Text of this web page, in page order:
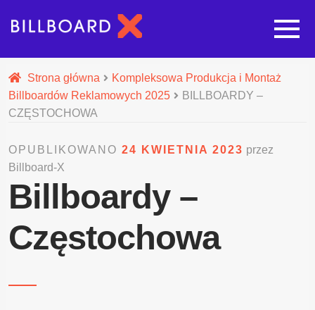
Oferta budowy reklam
Nasze pozostałe usługi
Galeria
O nas
Strona główna
Kompleksowa Produkcja i Montaż
Billboardów Reklamowych 2025
BILLBOARDY –
CZĘSTOCHOWA
OPUBLIKOWANO 24 KWIETNIA 2023 przez
Billboard-X
Billboardy –
Częstochowa